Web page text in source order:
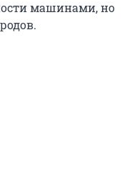
машинами, но